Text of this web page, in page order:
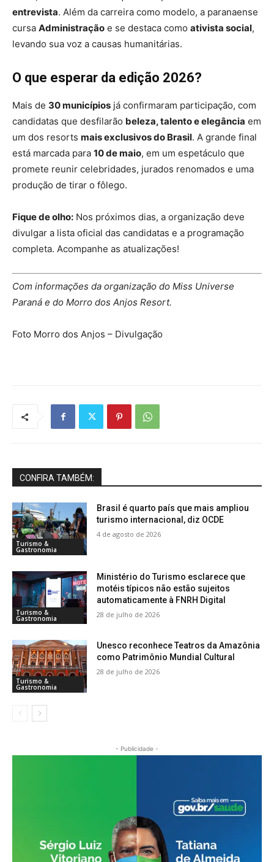
entrevista. Além da carreira como modelo, a paranaense
cursa Administração e se destaca como ativista social,
levando sua voz a causas humanitárias.
O que esperar da edição 2026?
Mais de 30 municípios já confirmaram participação, com
candidatas que desfilarão beleza, talento e elegância em
um dos resorts mais exclusivos do Brasil. A grande final
está marcada para 10 de maio, em um espetáculo que
promete reunir celebridades, jurados renomados e uma
produção de tirar o fôlego.
Fique de olho: Nos próximos dias, a organização deve
divulgar a lista oficial das candidatas e a programação
completa. Acompanhe as atualizações!
Com informações da organização do Miss Universe
Paraná e do Morro dos Anjos Resort.
Foto Morro dos Anjos – Divulgação
CONFIRA TAMBÉM:
Turismo &
Gastronomia
Brasil é quarto país que mais ampliou
turismo internacional, diz OCDE
4 de agosto de 2026
Turismo &
Gastronomia
Ministério do Turismo esclarece que
motéis típicos não estão sujeitos
automaticamente à FNRH Digital
28 de julho de 2026
Turismo &
Gastronomia
Unesco reconhece Teatros da Amazônia
como Patrimônio Mundial Cultural
28 de julho de 2026
- Publicidade -